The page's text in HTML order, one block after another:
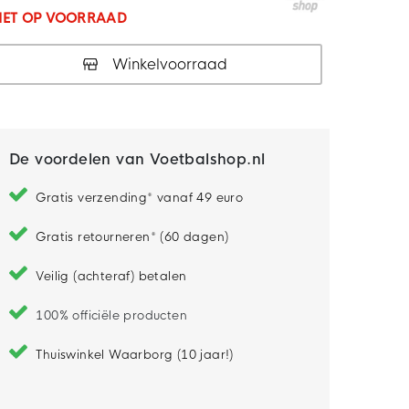
OP VOORRAAD
Winkelvoorraad
De voordelen van Voetbalshop.nl
Gratis verzending* vanaf 49 euro
Gratis retourneren* (60 dagen)
Veilig (achteraf) betalen
100% officiële producten
Thuiswinkel Waarborg (10 jaar!)